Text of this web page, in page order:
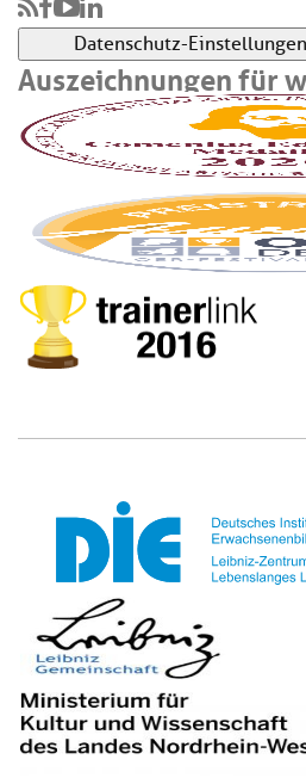
Datenschutz-
Auszeichnungen für